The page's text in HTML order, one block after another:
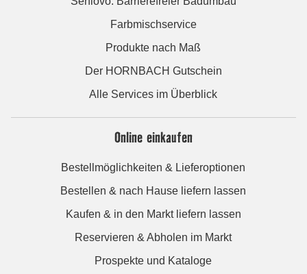
Farbmischservice
Produkte nach Maß
Der HORNBACH Gutschein
Alle Services im Überblick
Online einkaufen
Bestellmöglichkeiten & Lieferoptionen
Bestellen & nach Hause liefern lassen
Kaufen & in den Markt liefern lassen
Reservieren & Abholen im Markt
Prospekte und Kataloge